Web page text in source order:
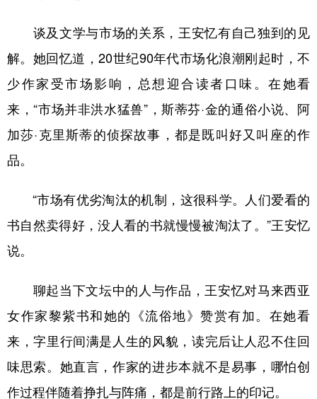
谈及文学与市场的关系，王安忆有自己独到的见
解。她回忆道，20世纪90年代市场化浪潮刚起时，不
少作家受市场影响，总想迎合读者口味。在她看
来，“市场并非洪水猛兽”，斯蒂芬·金的通俗小说、阿
加莎·克里斯蒂的侦探故事，都是既叫好又叫座的作
品。
“市场有优劣淘汰的机制，这很科学。人们爱看的
书自然卖得好，没人看的书就慢慢被淘汰了。”王安忆
说。
聊起当下文坛中的人与作品，王安忆对马来西亚
女作家黎紫书和她的《流俗地》赞赏有加。在她看
来，字里行间满是人生的风貌，读完后让人忍不住回
味思索。她直言，作家的进步本就不是易事，哪怕创
作过程伴随着挣扎与阵痛，都是前行路上的印记。